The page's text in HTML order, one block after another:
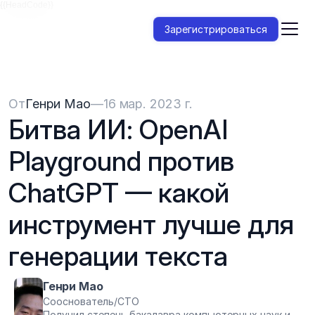
Зарегистрироваться
ОтГенри Мао—16 мар. 2023 г.
Битва ИИ: OpenAI
Playground против
ChatGPT — какой
инструмент лучше для
генерации текста
Генри Мао
Сооснователь/CTO